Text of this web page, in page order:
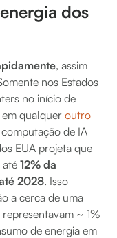
dos
, assim
nos Estados
no início de
qualqueroutro
de IA
EUA projeta que
até 12% da
2028. Isso
a cerca de uma
~ 1%
de energia em